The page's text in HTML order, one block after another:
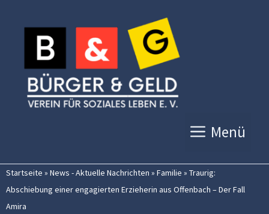
Inhalt
springen
Menü
Startseite » News - Aktuelle Nachrichten » Familie » Traurig:
Abschiebung einer engagierten Erzieherin aus Offenbach – Der Fall
Amira